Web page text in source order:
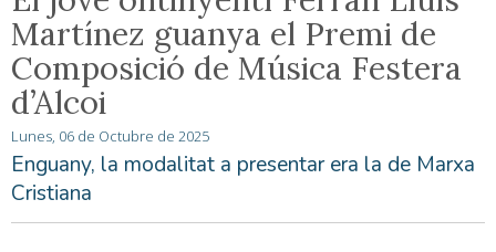
Martínez guanya el Premi de
Composició de Música Festera
d’Alcoi
Lunes, 06 de Octubre de 2025
Enguany, la modalitat a presentar era la de Marxa
Cristiana